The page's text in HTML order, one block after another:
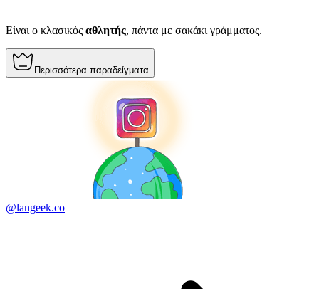
Είναι ο κλασικός αθλητής, πάντα με σακάκι γράμματος.
Περισσότερα παραδείγματα
@langeek.co